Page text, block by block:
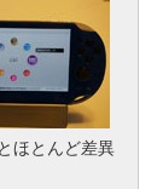
ほとんど差異